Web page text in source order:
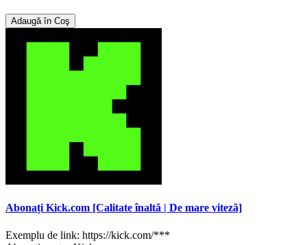
Adaugă în Coş
Abonați Kick.com [Calitate înaltă | De mare viteză]
Exemplu de link: https://kick.com/***